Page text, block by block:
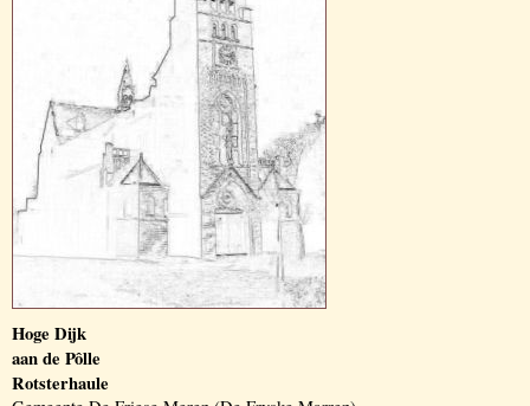
Hoge Dijk
aan de Pôlle
Rotsterhaule